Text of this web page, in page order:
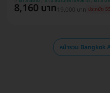
8,160 บาท19,000 บาท ประหยัด
หน้ารวม Bangkok